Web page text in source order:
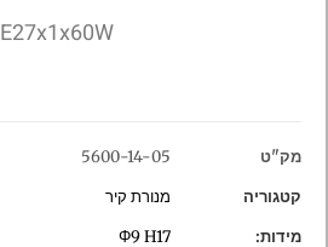
E27x1x60W
מק"ט
5600-14-05
קטגוריה
מנורת קיר
מידות:
Φ9 H17